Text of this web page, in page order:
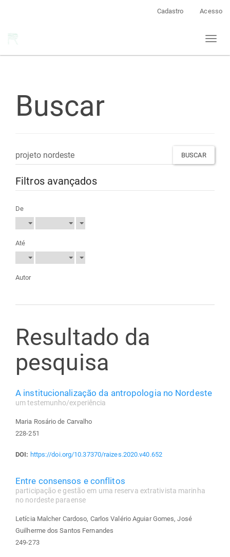
Cadastro Acesso
Toggle
Buscar
Pesquisar
termo
Filtros avançados
De
Até
Autor
Resultado da
pesquisa
A institucionalização da antropologia no Nordeste
um testemunho/experiência
Maria Rosário de Carvalho
228-251
DOI: https://doi.org/10.37370/raizes.2020.v40.652
Entre consensos e conflitos
participação e gestão em uma reserva extrativista marinha
no nordeste paraense
Letícia Malcher Cardoso, Carlos Valério Aguiar Gomes, José
Guilherme dos Santos Fernandes
249-273